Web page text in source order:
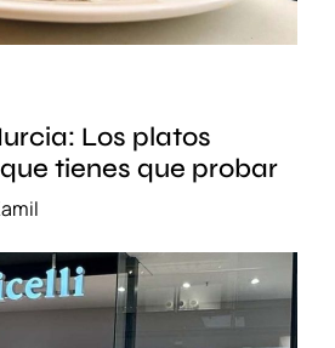
i
b
s
e
n
M
a
d
r
Los platos
tienes que probar